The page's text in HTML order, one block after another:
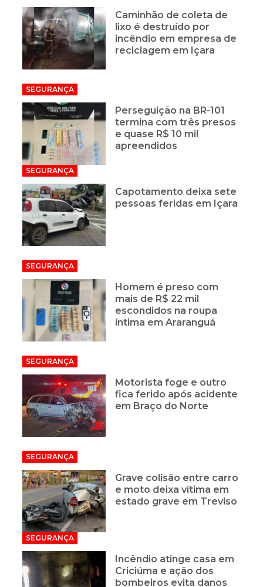
Caminhão de coleta de
lixo é destruído por
incêndio em empresa de
reciclagem em Içara
SEGURANÇA
Perseguição na BR-101
termina com três presos
e quase R$ 10 mil
apreendidos
SEGURANÇA
Capotamento deixa sete
pessoas feridas em Içara
SEGURANÇA
Homem é preso com
mais de R$ 22 mil
escondidos na roupa
íntima em Araranguá
SEGURANÇA
Motorista foge e outro
fica ferido após acidente
em Braço do Norte
SEGURANÇA
Grave colisão entre carro
e moto deixa vítima em
estado grave em Treviso
SEGURANÇA
Incêndio atinge casa em
Criciúma e ação dos
bombeiros evita danos